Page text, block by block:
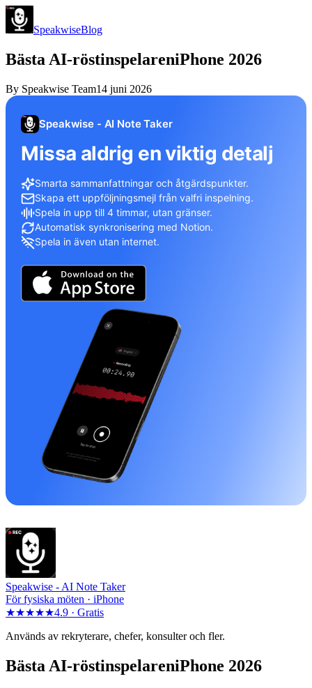
SpeakwiseBlog
Bästa AI-röstinspelareniPhone 2026
By Speakwise Team14 juni 2026
Speakwise - AI Note Taker
Missa aldrig en viktig detalj
Smarta sammanfattningar och åtgärdspunkter.
Skapa ett uppföljningsmejl från valfri inspelning.
Spela in upp till 4 timmar, utan gränser.
Automatisk synkronisering med Notion.
Spela in även utan internet.
Speakwise - AI Note Taker
För fysiska möten · iPhone
★★★★★4.9 · Gratis
Används av rekryterare, chefer, konsulter och fler.
Bästa AI-röstinspelareniPhone 2026